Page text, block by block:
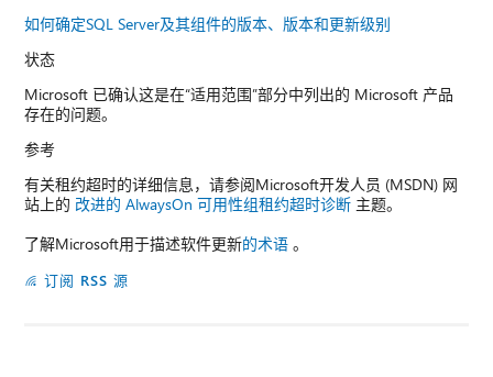
如何确定SQL Server及其组件的版本、版本和更新级别
状态
Microsoft 已确认这是在“适用范围”部分中列出的 Microsoft 产品
存在的问题。
参考
有关租约超时的详细信息，请参阅Microsoft开发人员 (MSDN) 网
站上的 改进的 AlwaysOn 可用性组租约超时诊断 主题。
了解Microsoft用于描述软件更新的术语 。
订阅 RSS 源